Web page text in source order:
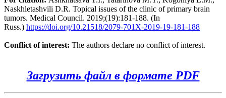
Naskhletashvili D.R. Topical issues of the clinic of primary brain
tumors. Medical Council. 2019;(19):181-188. (In
Russ.) https://doi.org/10.21518/2079-701X-2019-19-181-188
Conflict of interest: The authors declare no conflict of interest.
Загрузить файл в формате PDF